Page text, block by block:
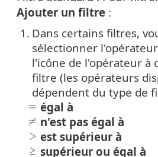
Ajouter un filtre :
1. Dans certains filtres,
sélectionner
l'icône de l'opérateur à
filtre (les opérateurs
dépendent du type de
égal à
n'est pas égal à
est supérieur à
supérieur ou égal à